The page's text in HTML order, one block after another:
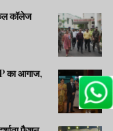
कॉलेज
का आगाज,